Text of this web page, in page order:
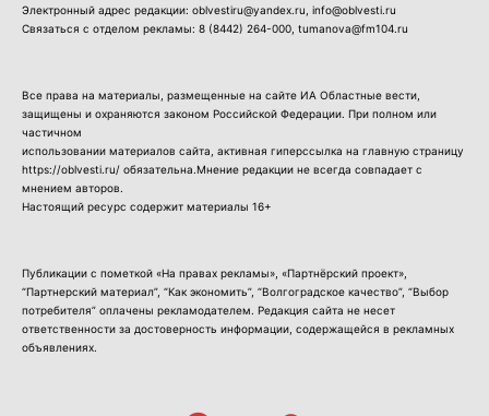
Электронный адрес редакции: oblvestiru@yandex.ru, info@oblvesti.ru
Связаться с отделом рекламы: 8 (8442) 264-000 , tumanova@fm104.ru
Все права на материалы, размещенные на сайте ИА Областные вести,
защищены и охраняются законом Российской Федерации. При полном или
частичном
использовании материалов сайта, активная гиперссылка на главную страницу
https://oblvesti.ru/ обязательна.Мнение редакции не всегда совпадает с
мнением авторов.
Настоящий ресурс содержит материалы 16+
Публикации с пометкой «На правах рекламы», «Партнёрский проект»,
“Партнерский материал”, “Как экономить”, “Волгоградское качество”, “Выбор
потребителя” оплачены рекламодателем. Редакция сайта не несет
ответственности за достоверность информации, содержащейся в рекламных
объявлениях.